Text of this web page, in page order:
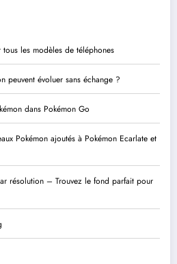
tous les modèles de téléphones
peuvent évoluer sans échange ?
dans Pokémon Go
Pokémon ajoutés à Pokémon Ecarlate et
résolution – Trouvez le fond parfait pour